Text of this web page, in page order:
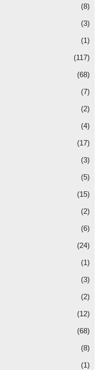
(8)
(3)
(1)
(117)
(68)
(7)
(2)
(4)
(17)
(3)
(5)
(15)
(2)
(6)
(24)
(1)
(3)
(2)
(12)
(68)
(8)
(1)